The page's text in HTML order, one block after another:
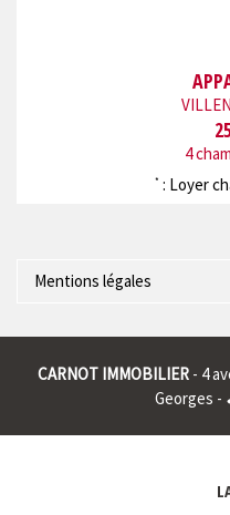
4
* : Loyer
Mentions légales
Intracommunautaire : * |
CARNOT IMMOBILIER - 4
Georges -